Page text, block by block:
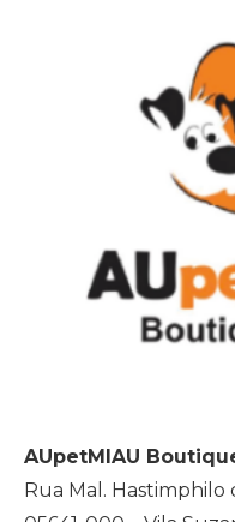
AUpetMIAU
Rua Mal. Hastimphilo